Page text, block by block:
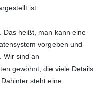
ist.
Das heißt, man kann eine
vorgeben und
Wir sind an
gewöhnt, die viele Details
steht eine